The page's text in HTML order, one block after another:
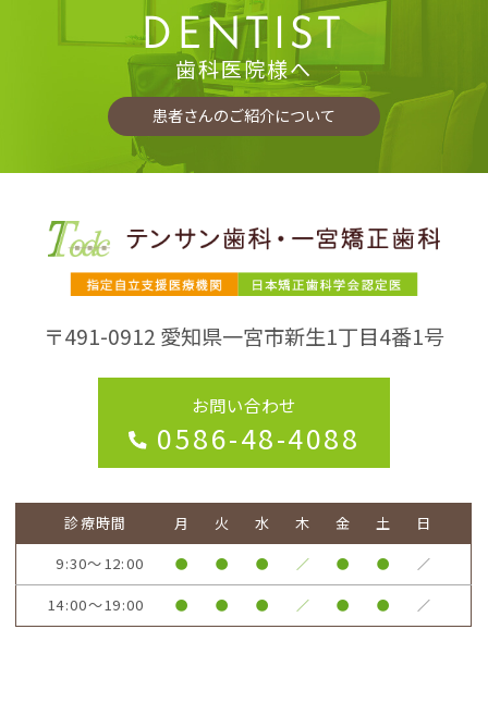
DENTIST
歯科医院様へ
患者さんのご紹介について
〒491-0912 愛知県一宮市新生1丁目4番1号
お問い合わせ
0586-48-4088
診療時間 月 火 水 木 金 土
日
9:30～12:00
● ● ● ／ ● ● ／
14:00～19:00 ● ● ● ／ ● ● ／